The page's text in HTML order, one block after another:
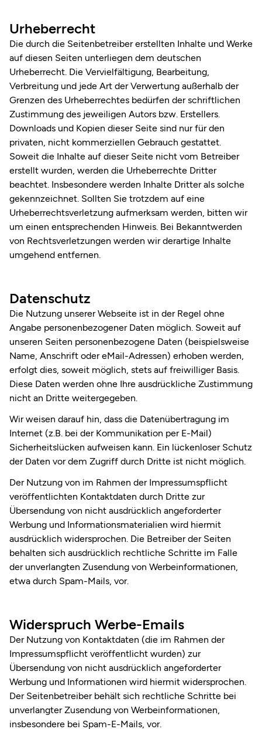
Urheberrecht
Die durch die Seitenbetreiber erstellten Inhalte und Werke
auf diesen Seiten unterliegen dem deutschen
Urheberrecht. Die Vervielfältigung, Bearbeitung,
Verbreitung und jede Art der Verwertung außerhalb der
Grenzen des Urheberrechtes bedürfen der schriftlichen
Zustimmung des jeweiligen Autors bzw. Erstellers.
Downloads und Kopien dieser Seite sind nur für den
privaten, nicht kommerziellen Gebrauch gestattet.
Soweit die Inhalte auf dieser Seite nicht vom Betreiber
erstellt wurden, werden die Urheberrechte Dritter
beachtet. Insbesondere werden Inhalte Dritter als solche
gekennzeichnet. Sollten Sie trotzdem auf eine
Urheberrechtsverletzung aufmerksam werden, bitten wir
um einen entsprechenden Hinweis. Bei Bekanntwerden
von Rechtsverletzungen werden wir derartige Inhalte
umgehend entfernen.
Datenschutz
Die Nutzung unserer Webseite ist in der Regel ohne
Angabe personenbezogener Daten möglich. Soweit auf
unseren Seiten personenbezogene Daten (beispielsweise
Name, Anschrift oder eMail-Adressen) erhoben werden,
erfolgt dies, soweit möglich, stets auf freiwilliger Basis.
Diese Daten werden ohne Ihre ausdrückliche Zustimmung
nicht an Dritte weitergegeben.
Wir weisen darauf hin, dass die Datenübertragung im
Internet (z.B. bei der Kommunikation per E-Mail)
Sicherheitslücken aufweisen kann. Ein lückenloser Schutz
der Daten vor dem Zugriff durch Dritte ist nicht möglich.
Der Nutzung von im Rahmen der Impressumspflicht
veröffentlichten Kontaktdaten durch Dritte zur
Übersendung von nicht ausdrücklich angeforderter
Werbung und Informationsmaterialien wird hiermit
ausdrücklich widersprochen. Die Betreiber der Seiten
behalten sich ausdrücklich rechtliche Schritte im Falle
der unverlangten Zusendung von Werbeinformationen,
etwa durch Spam-Mails, vor.
Widerspruch Werbe-Emails
Der Nutzung von Kontaktdaten (die im Rahmen der
Impressumspflicht veröffentlicht wurden) zur
Übersendung von nicht ausdrücklich angeforderter
Werbung und Informationen wird hiermit widersprochen.
Der Seitenbetreiber behält sich rechtliche Schritte bei
unverlangter Zusendung von Werbeinformationen,
insbesondere bei Spam-E-Mails, vor.